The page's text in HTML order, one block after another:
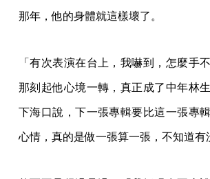
那年，他的身體就這樣壞了。
「有次表演在台上，我嚇到，怎麼手
那刻起他心境一轉，真正成了中年林
下海口說，下一張專輯要比這一張專
心情，真的是做一張算一張，不知道有